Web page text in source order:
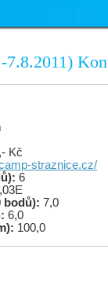
7.8.2011)
Kč
straznice.cz/
6
bodů): 7,0
6,0
100,0